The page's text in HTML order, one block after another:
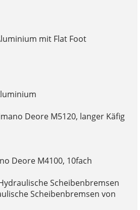
mit Flat Foot
Deore M5120, langer Käfig
Deore M4100, 10fach
Scheibenbremsen
Scheibenbremsen von